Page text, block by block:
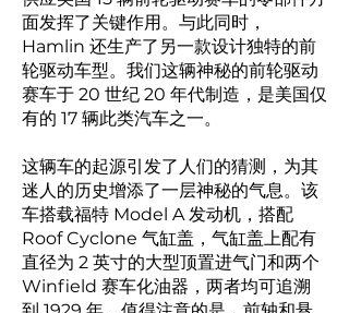
面发挥了关键作用。与此同时，
Hamlin 还生产了另一款设计独特的前
轮驱动车型。我们这辆神秘的前轮驱动
赛车于 20 世纪 20 年代制造，是美国仅
有的 17 辆此类汽车之一。
这辆车的起源引发了人们的猜测，为其
迷人的历史增添了一层神秘的气息。该
车搭载福特 Model A 发动机，搭配
Roof Cyclone 气缸盖，气缸盖上配有
直径为 2 英寸的大型顶置进气门和两个
Winfield 赛车化油器，两者均可追溯